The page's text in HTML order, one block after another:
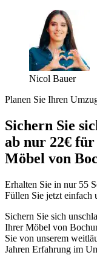
Nicol Bauer
Planen Sie Ihren
Sichern Sie
ab nur 22€
Möbel von
Erhalten Sie in nur 55
Füllen Sie jetzt einfach
Sichern Sie sich
Ihrer Möbel von
Sie von unserem
Jahren Erfahrung im